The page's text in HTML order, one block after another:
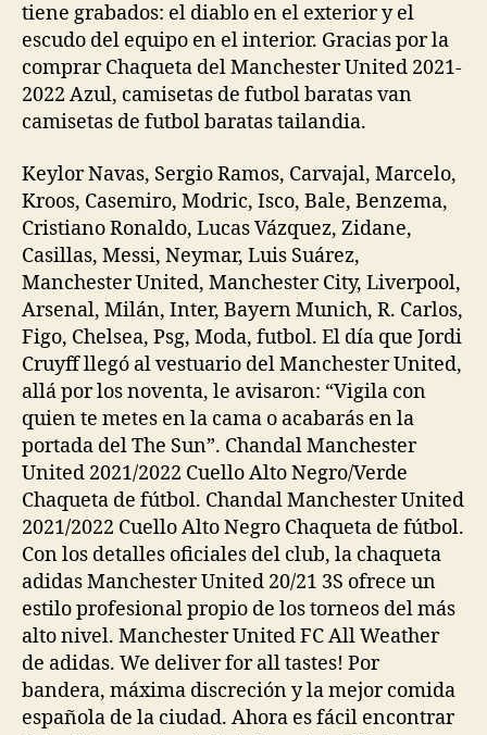
tiene grabados: el diablo en el exterior y el
escudo del equipo en el interior. Gracias por la
comprar Chaqueta del Manchester United 2021-
2022 Azul, camisetas de futbol baratas van
camisetas de futbol baratas tailandia.
Keylor Navas, Sergio Ramos, Carvajal, Marcelo,
Kroos, Casemiro, Modric, Isco, Bale, Benzema,
Cristiano Ronaldo, Lucas Vázquez, Zidane,
Casillas, Messi, Neymar, Luis Suárez,
Manchester United, Manchester City, Liverpool,
Arsenal, Milán, Inter, Bayern Munich, R. Carlos,
Figo, Chelsea, Psg, Moda, futbol. El día que Jordi
Cruyff llegó al vestuario del Manchester United,
allá por los noventa, le avisaron: “Vigila con
quien te metes en la cama o acabarás en la
portada del The Sun”. Chandal Manchester
United 2021/2022 Cuello Alto Negro/Verde
Chaqueta de fútbol. Chandal Manchester United
2021/2022 Cuello Alto Negro Chaqueta de fútbol.
Con los detalles oficiales del club, la chaqueta
adidas Manchester United 20/21 3S ofrece un
estilo profesional propio de los torneos del más
alto nivel. Manchester United FC All Weather
de adidas. We deliver for all tastes! Por
bandera, máxima discreción y la mejor comida
española de la ciudad. Ahora es fácil encontrar